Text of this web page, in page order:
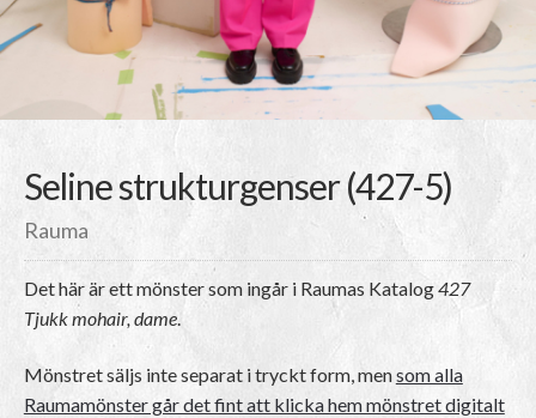
Seline strukturgenser (427-5)
Rauma
Det här är ett mönster som ingår i Raumas Katalog427
Tjukk mohair, dame.
Mönstret säljs inte separat i tryckt form, mensom alla
Raumamönster går det fint att klicka hem mönstret digitalt